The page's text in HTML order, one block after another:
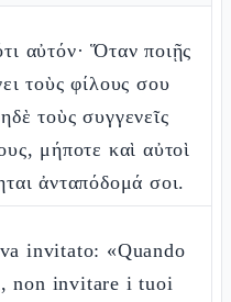
αὐτόν· Ὅταν ποιῇς
τοὺς φίλους σου
τοὺς συγγενεῖς
μήποτε καὶ αὐτοὶ
ἀνταπόδομά σοι.
invitato: «Quando
non invitare i tuoi